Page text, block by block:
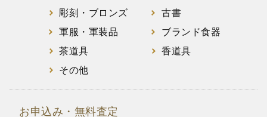
彫刻・ブロンズ
古書
軍服・軍装品
ブランド食器
茶道具
香道具
その他
お申込み・無料査定